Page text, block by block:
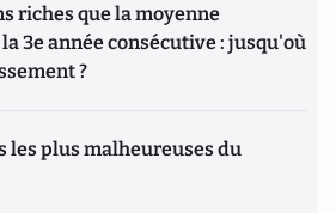
riches que la moyenne
3e année consécutive : jusqu'où
?
les plus malheureuses du